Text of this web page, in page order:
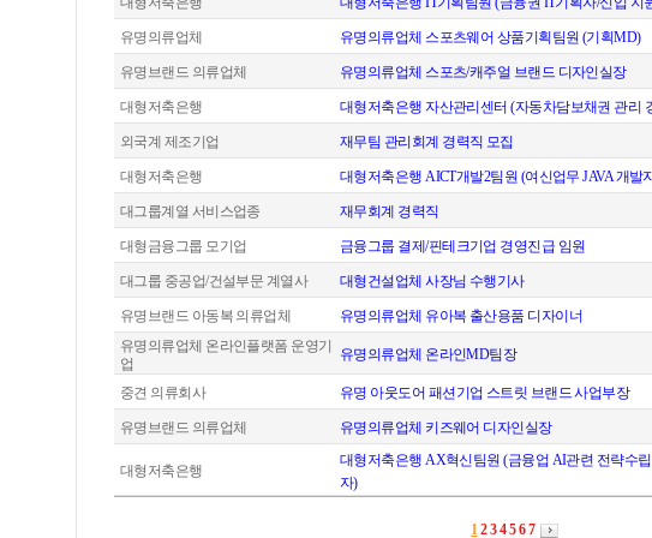
유명의류업체 유명의류업체 스포츠웨어 상품기획팀원 (기획MD)
유명브랜드 의류업체 유명의류업체 스포츠/캐주얼 브랜드 디자인실장
대형저축은행 대형저축은행 자산관리센터 (자동차담보채권 관리
외국계 제조기업 재무팀 관리회계 경력직 모집
대형저축은행 대형저축은행 AICT개발2팀원 (여신업무 JAVA 개발
대그룹계열 서비스업종 재무회계 경력직
대형금융그룹 모기업 금융그룹 결제/핀테크기업 경영진급 임원
대그룹 중공업/건설부문 계열사 대형건설업체 사장님 수행기사
유명브랜드 아동복 의류업체
유명의류업체 유아복 출산용품 디자이너
유명의류업체 온라인플랫폼 운영기
업
유명의류업체 온라인MD팀장
중견 의류회사 유명 아웃도어 패션기업 스트릿 브랜드 사업부장
유명브랜드 의류업체 유명의류업체 키즈웨어 디자인실장
대형저축은행
대형저축은행 AX혁신팀원 (금융업 AI관련 전략수
자)
12345 6 7